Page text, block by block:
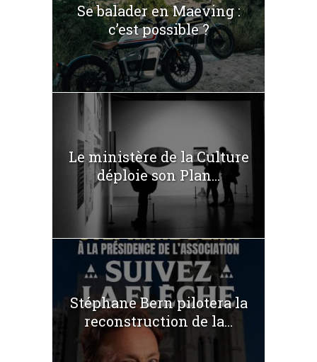
Se balader en Maeving :
c’est possible ?
Le ministère de la Culture
déploie son Plan...
Stéphane Bern pilotera la
reconstruction de la...